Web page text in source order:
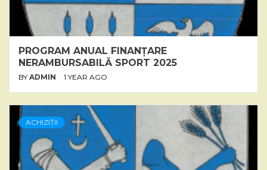
PROGRAM ANUAL FINANȚARE
NERAMBURSABILĂ SPORT 2025
BY ADMIN 1 YEAR AGO
ACHIZIȚII